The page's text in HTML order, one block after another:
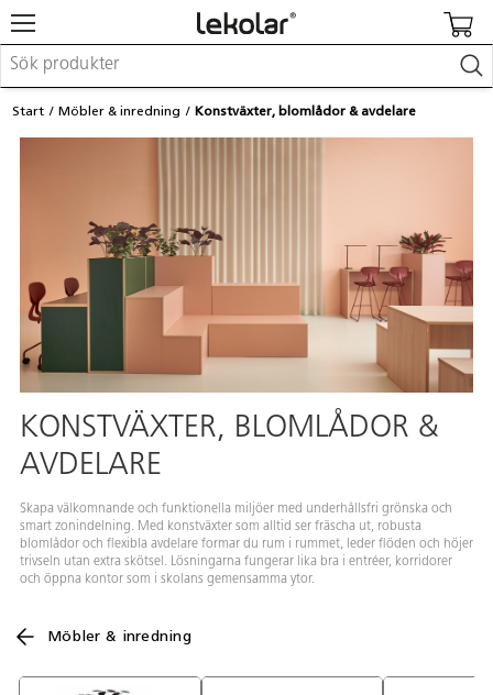
Möbler & inredning
Skolförbrukning & kontorsmaterial
Logga in / Registrera dig
Hitta din säljare
Start Möbler & inredning Konstväxter, blomlådor & avdelare
KONSTVÄXTER, BLOMLÅDOR &
AVDELARE
Skapa välkomnande och funktionella miljöer med underhållsfri grönska och
smart zonindelning. Med konstväxter som alltid ser fräscha ut, robusta
blomlådor och flexibla avdelare formar du rum i rummet, leder flöden och höjer
trivseln utan extra skötsel. Lösningarna fungerar lika bra i entréer, korridorer
och öppna kontor som i skolans gemensamma ytor.
Möbler & inredning